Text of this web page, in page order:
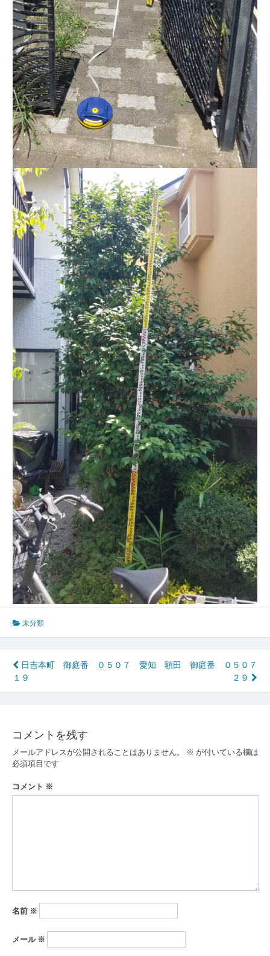
未分類
投
稿
ビ
ゲ
ー
シ
日吉本町 御庭番 ０５０７
１９
愛知 額田 御庭番 ０５０７
２９
コメントを残す
メールアドレスが公開されることはありません。 ※ が付いている欄は
必須項目です
コメント ※
名前 ※
メール ※